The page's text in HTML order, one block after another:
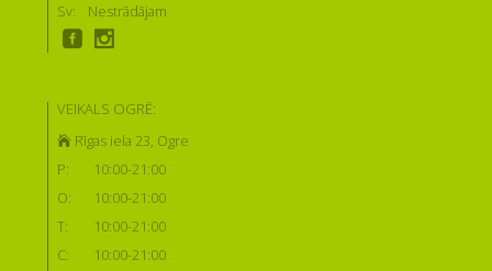
Sv:
Nestrādājam
VEIKALS OGRĒ:
Rīgas iela 23, Ogre
P:
10:00-21:00
O:
10:00-21:00
T:
10:00-21:00
C:
10:00-21:00